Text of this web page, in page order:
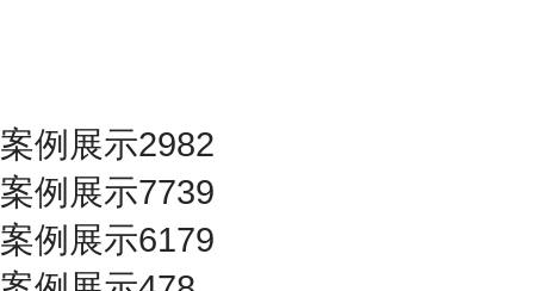
案例展示2982
案例展示7739
案例展示6179